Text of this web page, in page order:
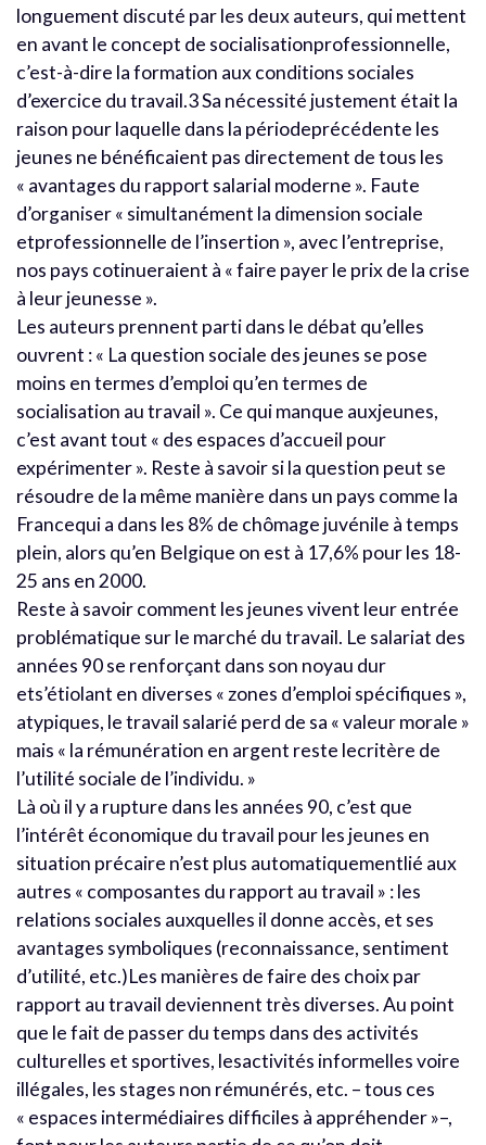
longuement discuté par les deux auteurs, qui mettent
en avant le concept de socialisationprofessionnelle,
c’est-à-dire la formation aux conditions sociales
d’exercice du travail.3 Sa nécessité justement était la
raison pour laquelle dans la périodeprécédente les
jeunes ne bénéficaient pas directement de tous les
« avantages du rapport salarial moderne ». Faute
d’organiser « simultanément la dimension sociale
etprofessionnelle de l’insertion », avec l’entreprise,
nos pays cotinueraient à « faire payer le prix de la crise
à leur jeunesse ».
Les auteurs prennent parti dans le débat qu’elles
ouvrent : « La question sociale des jeunes se pose
moins en termes d’emploi qu’en termes de
socialisation au travail ». Ce qui manque auxjeunes,
c’est avant tout « des espaces d’accueil pour
expérimenter ». Reste à savoir si la question peut se
résoudre de la même manière dans un pays comme la
Francequi a dans les 8% de chômage juvénile à temps
plein, alors qu’en Belgique on est à 17,6% pour les 18-
25 ans en 2000.
Reste à savoir comment les jeunes vivent leur entrée
problématique sur le marché du travail. Le salariat des
années 90 se renforçant dans son noyau dur
ets’étiolant en diverses « zones d’emploi spécifiques »,
atypiques, le travail salarié perd de sa « valeur morale »
mais « la rémunération en argent reste lecritère de
l’utilité sociale de l’individu. »
Là où il y a rupture dans les années 90, c’est que
l’intérêt économique du travail pour les jeunes en
situation précaire n’est plus automatiquementlié aux
autres « composantes du rapport au travail » : les
relations sociales auxquelles il donne accès, et ses
avantages symboliques (reconnaissance, sentiment
d’utilité, etc.)Les manières de faire des choix par
rapport au travail deviennent très diverses. Au point
que le fait de passer du temps dans des activités
culturelles et sportives, lesactivités informelles voire
illégales, les stages non rémunérés, etc. – tous ces
« espaces intermédiaires difficiles à appréhender »–,